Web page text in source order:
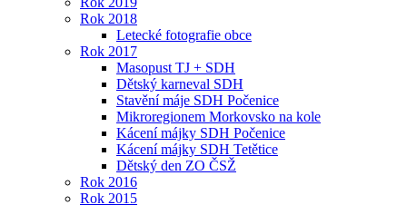
Rok 2018
Letecké fotografie obce
Rok 2017
Masopust TJ + SDH
Dětský karneval SDH
Stavění máje SDH Počenice
Mikroregionem Morkovsko na kole
Kácení májky SDH Počenice
Kácení májky SDH Tetětice
Dětský den ZO ČSŽ
Rok 2016
Rok 2015